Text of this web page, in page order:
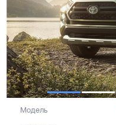
Модель